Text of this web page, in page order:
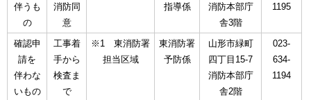
伴うも
の
消防同
意
指導係
消防本部庁
舎3階
1195
確認申
請を
伴わな
いもの
工事着
手から
検査ま
で
※1 東消防署
担当区域
東消防署
予防係
山形市緑町
四丁目15-7
消防本部庁
舎2階
023-
634-
1194